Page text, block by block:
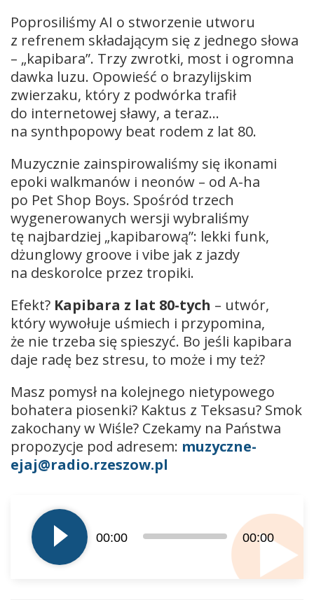
Poprosiliśmy AI o stworzenie utworu
z refrenem składającym się z jednego słowa
– „kapibara”. Trzy zwrotki, most i ogromna
dawka luzu. Opowieść o brazylijskim
zwierzaku, który z podwórka trafił
do internetowej sławy, a teraz…
na synthpopowy beat rodem z lat 80.
Muzycznie zainspirowaliśmy się ikonami
epoki walkmanów i neonów – od A-ha
po Pet Shop Boys. Spośród trzech
wygenerowanych wersji wybraliśmy
tę najbardziej „kapibarową”: lekki funk,
dżunglowy groove i vibe jak z jazdy
na deskorolce przez tropiki.
Efekt? Kapibara z lat 80-tych – utwór,
który wywołuje uśmiech i przypomina,
że nie trzeba się spieszyć. Bo jeśli kapibara
daje radę bez stresu, to może i my też?
Masz pomysł na kolejnego nietypowego
bohatera piosenki? Kaktus z Teksasu? Smok
zakochany w Wiśle? Czekamy na Państwa
propozycje pod adresem: muzyczne-
ejaj@radio.rzeszow.pl
plików
dźwiękowych
00:00 00:00